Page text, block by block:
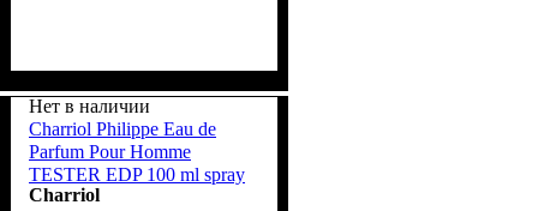
Нет в наличии
Charriol Philippe Eau de
Parfum Pour Homme
TESTER EDP 100 ml spray
Charriol